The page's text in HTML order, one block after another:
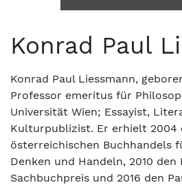
Konrad Paul
Konrad Paul Liessmann,
Professor emeritus für
Universität Wien; Essayist,
Kulturpublizist. Er erhielt 2004
österreichischen Buchhandels
Denken und Handeln, 2010
Sachbuchpreis und 2016 den